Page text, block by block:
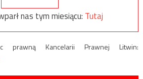
nas tym miesiącu: Tutaj
prawną Kancelarii Prawnej Litwin: